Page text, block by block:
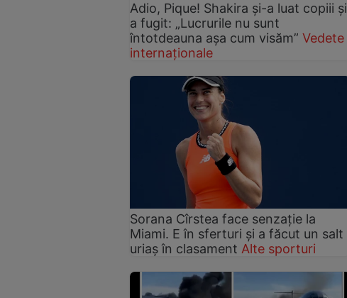
Adio, Pique! Shakira și-a luat copiii și
a fugit: „Lucrurile nu sunt
întotdeauna așa cum visăm” Vedete
internaționale
Sorana Cîrstea face senzație la
Miami. E în sferturi și a făcut un salt
uriaș în clasament Alte sporturi